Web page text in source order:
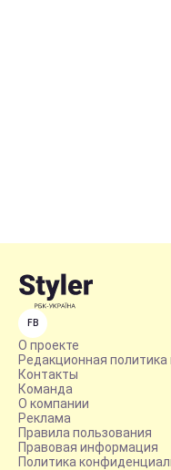
FB
О проекте
Редакционная
Контакты
Команда
О компании
Реклама
Правила пользования
Правовая информация
Политика